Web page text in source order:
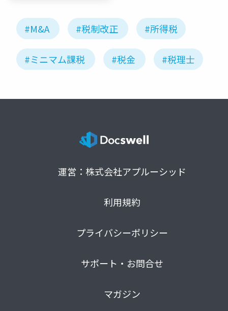
#M&A #税制改正 #所得税
#ミニマム課税 #税金 #税理士
運営：株式会社アプルーシッド
利用規約
プライバシーポリシー
サポート・お問合せ
マガジン